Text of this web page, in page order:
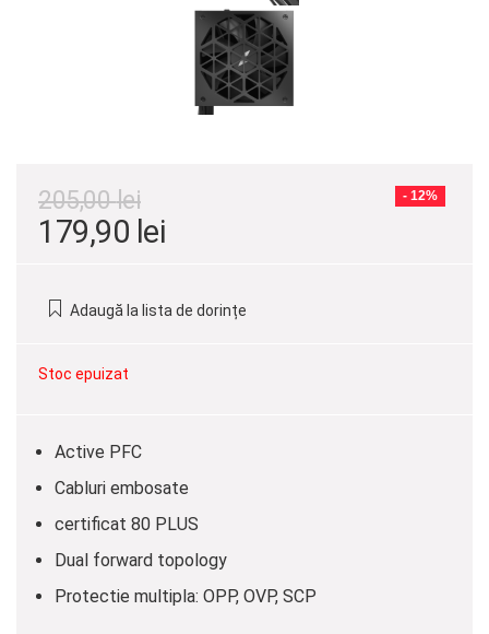
- 12%
205,00lei
Prețul
a
fost:
179,90 lei
179,90 lei.
Adaugă la lista de dorințe
Stoc epuizat
Active PFC
Cabluri embosate
certificat 80 PLUS
Dual forward topology
Protectie multipla: OPP, OVP, SCP